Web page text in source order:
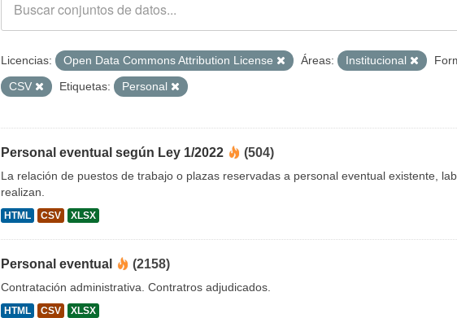
Licencias: Open Data Commons Attribution License Áreas: Institucional
CSV
Etiquetas: Personal
Personal eventual según Ley 1/2022 (504)
La relación de puestos de trabajo o plazas reservadas a personal eventual existente,
realizan.
HTML CSV XLSX
Personal eventual (2158)
Contratación administrativa. Contratros adjudicados.
HTML CSV XLSX